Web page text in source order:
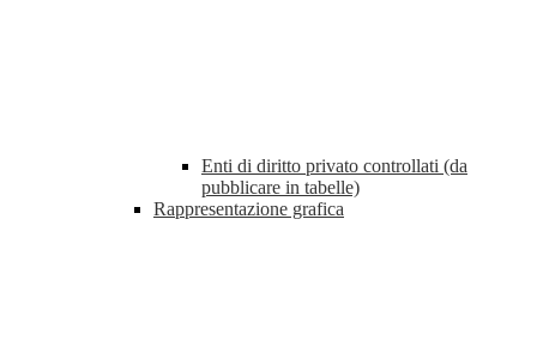
Enti di diritto privato controllati (da
pubblicare in tabelle)
Rappresentazione grafica